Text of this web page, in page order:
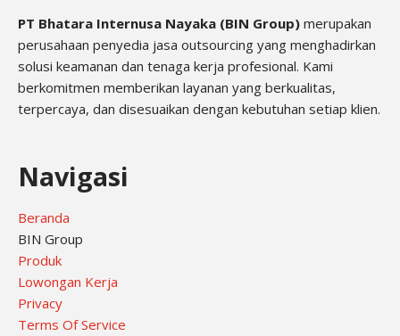
PT Bhatara Internusa Nayaka (BIN Group) merupakan
perusahaan penyedia jasa outsourcing yang menghadirkan
solusi keamanan dan tenaga kerja profesional. Kami
berkomitmen memberikan layanan yang berkualitas,
terpercaya, dan disesuaikan dengan kebutuhan setiap klien.
Navigasi
Beranda
BIN Group
Produk
Lowongan Kerja
Privacy
Terms Of Service